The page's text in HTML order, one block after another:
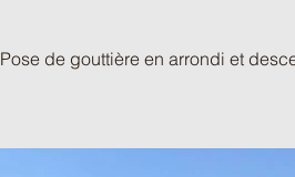
Pose de gouttière en arrondi et